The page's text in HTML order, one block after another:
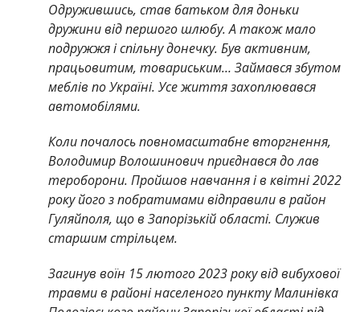
Одружившись, став батьком для доньки
дружини від першого шлюбу. А також мало
подружжя і спільну донечку. Був активним,
працьовитим, товариським… Займався збутом
меблів по Україні. Усе життя захоплювався
автомобілями.
Коли почалось повномасштабне вторгнення,
Володимир Волошинович приєднався до лав
тероборони. Пройшов навчання і в квітні 2022
року його з побратимами відправили в район
Гуляйполя, що в Запорізькій області. Служив
старшим стрільцем.
Загинув воїн 15 лютого 2023 року від вибухової
травми в районі населеного пункту Малинівка